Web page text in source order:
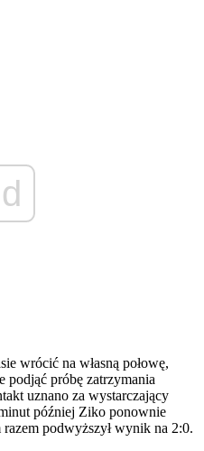
wrócić na własną połowę,
podjąć próbę zatrzymania
uznano za wystarczający
później Ziko ponownie
podwyższył wynik na 2:0.